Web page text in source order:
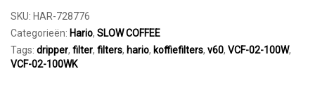
SKU: HAR-728776
Categorieën: Hario, SLOW COFFEE
Tags: dripper, filter, filters, hario, koffiefilters, v60, VCF-02-100W,
VCF-02-100WK